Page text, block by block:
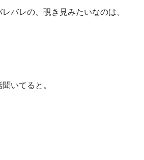
バレの、覗き見みたいなのは、
いてると。